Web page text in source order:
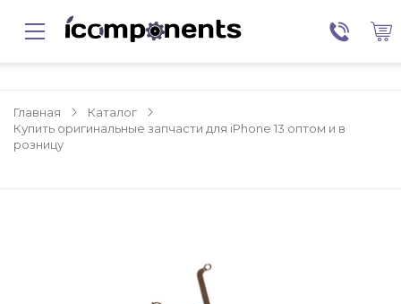
Главная
Каталог
Купить оригинальные запчасти для iPhone 13 оптом и в
розницу